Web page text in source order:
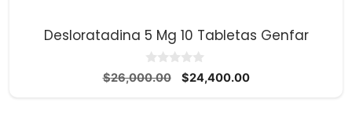
Desloratadina 5 Mg 10 Tabletas Genfar
0
d
$26,000.00
El
$24,400.00El